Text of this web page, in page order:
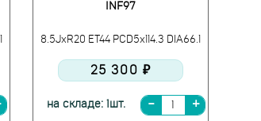
INF97
8.5JxR20 ET44 PCD5x114.3 DIA66.1
25 300 ₽
на складе: 1шт.